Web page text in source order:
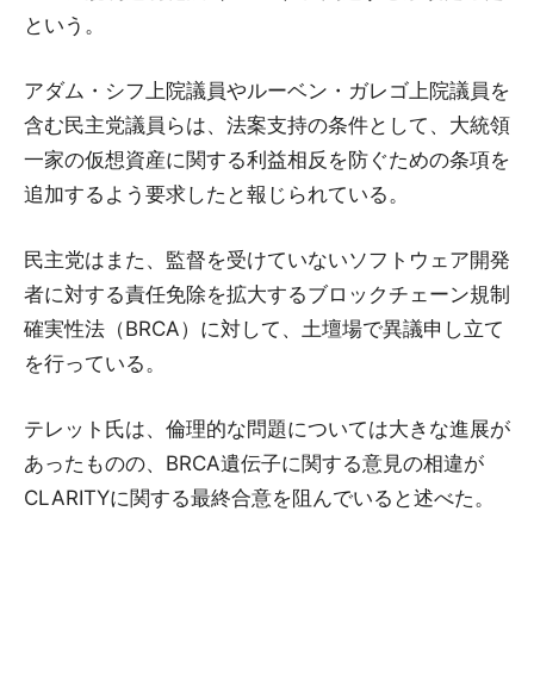
という。
アダム・シフ上院議員やルーベン・ガレゴ上院議員を
含む民主党議員らは、法案支持の条件として、大統領
一家の仮想資産に関する利益相反を防ぐための条項を
追加するよう要求したと報じられている。
民主党はまた、監督を受けていないソフトウェア開発
者に対する責任免除を拡大するブロックチェーン規制
確実性法（BRCA）に対して、土壇場で異議申し立て
を行っている。
テレット氏は、倫理的な問題については大きな進展が
あったものの、BRCA遺伝子に関する意見の相違が
CLARITYに関する最終合意を阻んでいると述べた。